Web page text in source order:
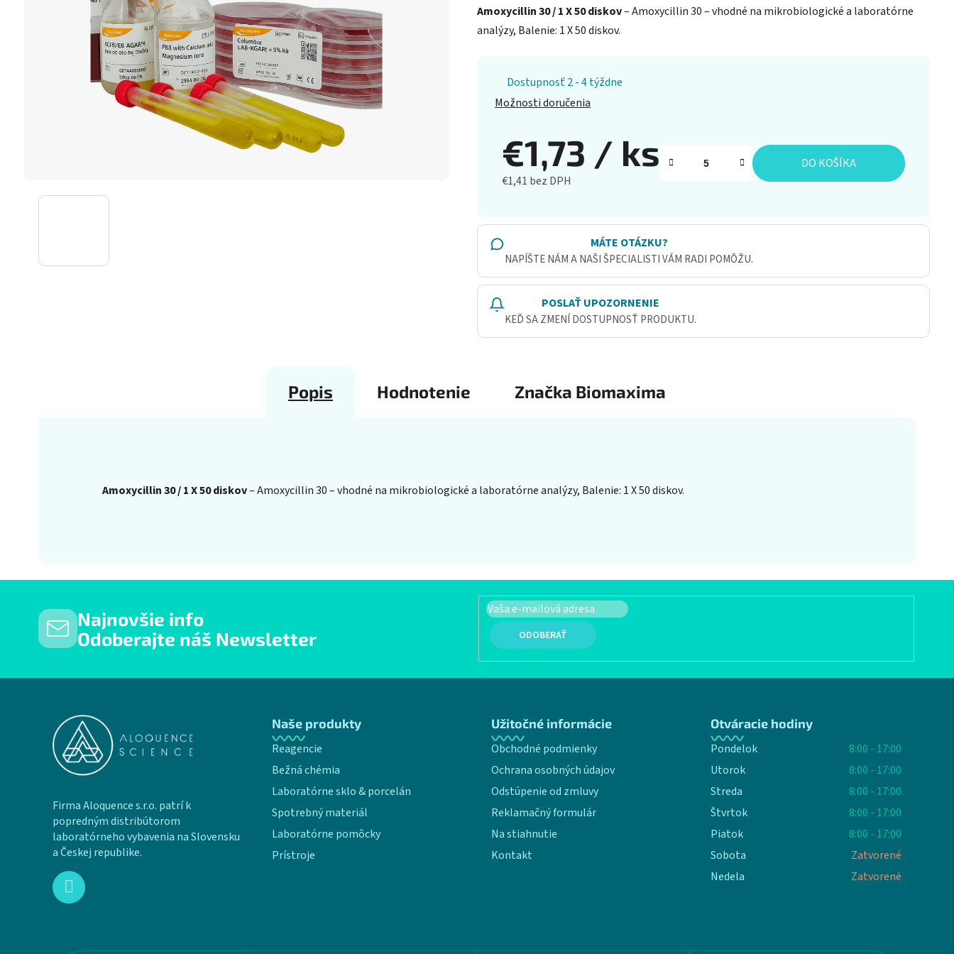
Amoxycillin 30 / 1 X 50 diskov– Amoxycillin 30 – vhodné na mikrobiologické a laboratórne
analýzy, Balenie: 1 X 50 diskov.
Dostupnosť 2 - 4 týždne
Možnosti doručenia
€1,73 / ks
€1,41 bez DPH
DO KOŠÍKA
MÁTE OTÁZKU?
NAPÍŠTE NÁM A NAŠI ŠPECIALISTI VÁM RADI POMÔŽU.
POSLAŤ UPOZORNENIE
KEĎ SA ZMENÍ DOSTUPNOSŤ PRODUKTU.
Popis Hodnotenie Značka Biomaxima
Amoxycillin 30 / 1 X 50 diskov– Amoxycillin 30 – vhodné na mikrobiologické a laboratórne analýzy, Balenie: 1 X 50 diskov.
Najnovšie info
Odoberajte náš Newsletter
PRIHLÁSIŤ SA
Firma Aloquence s.r.o. patrí k
popredným distribútorom
laboratórneho vybavenia na Slovensku
a Českej republike.
Naše produkty
Reagencie
Bežná chémia
Laboratórne sklo & porcelán
Spotrebný materiál
Laboratórne pomôcky
Prístroje
Užitočné informácie
Obchodné podmienky
Ochrana osobných údajov
Odstúpenie od zmluvy
Reklamačný formulár
Na stiahnutie
Kontakt
Otváracie hodiny
Pondelok
8:00 - 17:00
Utorok
8:00 - 17:00
Streda
8:00 - 17:00
Štvrtok
8:00 - 17:00
Piatok
8:00 - 17:00
Sobota
Zatvorené
Nedela
Zatvorené